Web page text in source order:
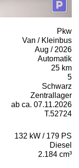
Pkw
Van / Kleinbus
Aug / 2026
Automatik
25 km
5
Schwarz
Zentrallager
ab ca. 07.11.2026
T.52724
132 kW / 179 PS
Diesel
2.184 cm³